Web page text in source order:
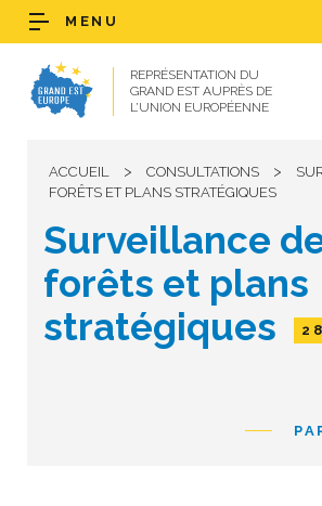
REPRÉSENTATION DU
GRAND EST AUPRÈS DE
L’UNION EUROPÉENNE
MENU
ACCUEIL > CONSULTATIONS >
FORÊTS ET PLANS STRATÉGIQUES
Surveillance
forêts et plans
stratégiques